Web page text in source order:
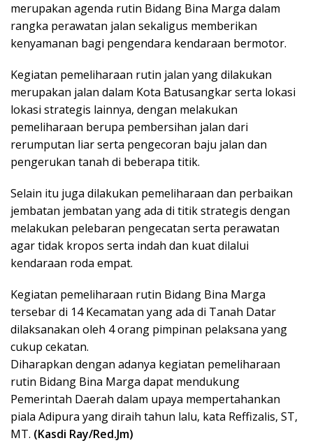
merupakan agenda rutin Bidang Bina Marga dalam
rangka perawatan jalan sekaligus memberikan
kenyamanan bagi pengendara kendaraan bermotor.
Kegiatan pemeliharaan rutin jalan yang dilakukan
merupakan jalan dalam Kota Batusangkar serta lokasi
lokasi strategis lainnya, dengan melakukan
pemeliharaan berupa pembersihan jalan dari
rerumputan liar serta pengecoran baju jalan dan
pengerukan tanah di beberapa titik.
Selain itu juga dilakukan pemeliharaan dan perbaikan
jembatan jembatan yang ada di titik strategis dengan
melakukan pelebaran pengecatan serta perawatan
agar tidak kropos serta indah dan kuat dilalui
kendaraan roda empat.
Kegiatan pemeliharaan rutin Bidang Bina Marga
tersebar di 14 Kecamatan yang ada di Tanah Datar
dilaksanakan oleh 4 orang pimpinan pelaksana yang
cukup cekatan.
Diharapkan dengan adanya kegiatan pemeliharaan
rutin Bidang Bina Marga dapat mendukung
Pemerintah Daerah dalam upaya mempertahankan
piala Adipura yang diraih tahun lalu, kata Reffizalis, ST,
MT. (Kasdi Ray/Red.Jm)